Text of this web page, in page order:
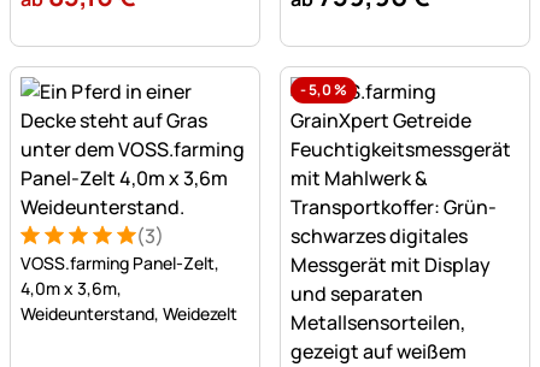
Bewertung: 5 von 5 (3 Bewertungen)
3 Bewertungen
(3)
VOSS.farming Panel-Zelt,
4,0m x 3,6m,
Weideunterstand, Weidezelt
-5,0%